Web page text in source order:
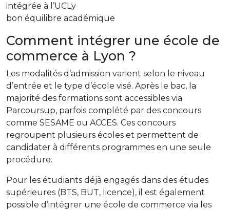
intégrée à l’UCLy
bon équilibre académique
Comment intégrer une école de
commerce à Lyon ?
Les modalités d’admission varient selon le niveau
d’entrée et le type d’école visé. Après le bac, la
majorité des formations sont accessibles via
Parcoursup, parfois complété par des concours
comme SESAME ou ACCES. Ces concours
regroupent plusieurs écoles et permettent de
candidater à différents programmes en une seule
procédure.
Pour les étudiants déjà engagés dans des études
supérieures (BTS, BUT, licence), il est également
possible d’intégrer une école de commerce via les